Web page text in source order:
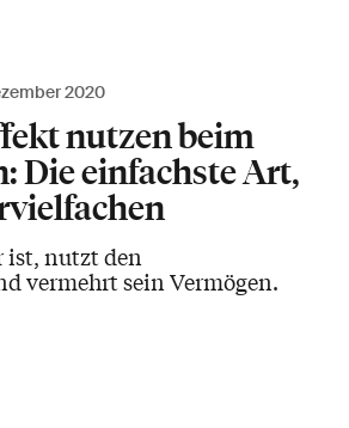
2020
nutzen beim
Die einfachste Art,
ist, nutzt den
vermehrt sein Vermögen.